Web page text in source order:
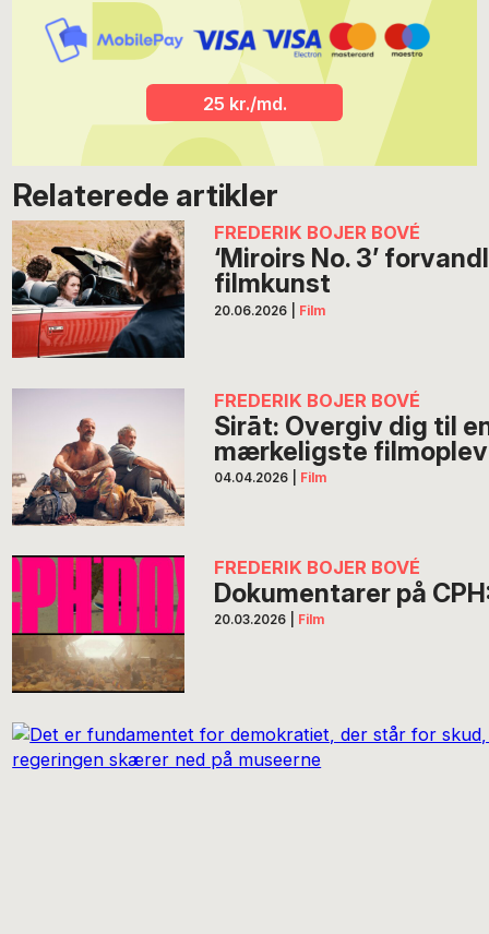
25 kr./md.
Relaterede artikler
FREDERIK BOJER BOVÉ
‘Miroirs No. 3’
filmkunst
20.06.2026 Film
FREDERIK BOJER BOVÉ
Sirāt: Overgiv dig til
mærkeligste
04.04.2026 Film
FREDERIK BOJER BOVÉ
Dokumentarer på
20.03.2026 Film